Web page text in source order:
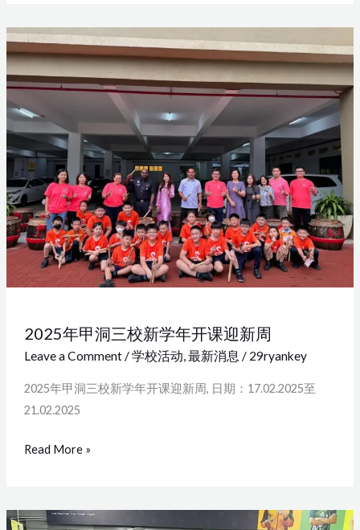
2025年甲洞三校新学年开课迎新周
Leave a Comment/学校活动,最新消息 / 29ryankey
2025年甲洞三校新学年开课迎新周, 日期：17.02.2025至
21.02.2025
2025
年
甲
三
新
学
年
开
课
迎
Read More »
ACE